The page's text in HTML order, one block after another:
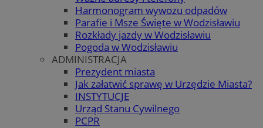
Harmonogram wywozu odpadów
Parafie i Msze Święte w Wodzisławiu
Rozkłady jazdy w Wodzisławiu
Pogoda w Wodzisławiu
ADMINISTRACJA
Prezydent miasta
Jak załatwić sprawę w Urzędzie Miasta?
INSTYTUCJE
Urząd Stanu Cywilnego
PCPR